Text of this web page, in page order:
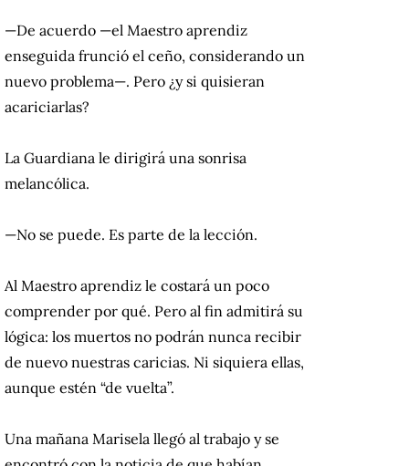
—De acuerdo —el Maestro aprendiz
enseguida frunció el ceño, considerando un
nuevo problema—. Pero ¿y si quisieran
acariciarlas?
La Guardiana le dirigirá una sonrisa
melancólica.
—No se puede. Es parte de la lección.
Al Maestro aprendiz le costará un poco
comprender por qué. Pero al fin admitirá su
lógica: los muertos no podrán nunca recibir
de nuevo nuestras caricias. Ni siquiera ellas,
aunque estén “de vuelta”.
Una mañana Marisela llegó al trabajo y se